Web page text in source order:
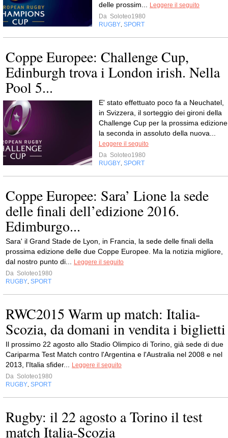
delle prossim...
Leggere il seguito
Da Soloteo1980
RUGBY SPORT
Coppe Europee: Challenge Cup,
Edinburgh trova i London irish. Nella
Pool 5...
E' stato effettuato poco fa a Neuchatel,
in Svizzera, il sorteggio dei gironi della
Challenge Cup per la prossima
la seconda in assoluto della nuova...
Leggere il seguito
Da Soloteo1980
RUGBY SPORT
Coppe Europee: Sara’ Lione la sede
delle finali dell’edizione 2016.
Edimburgo...
Sara' il Grand Stade de Lyon, in Francia, la sede delle finali della
prossima edizione delle due Coppe Europee. Ma la notizia migliore,
dal nostro punto di...
Leggere il seguito
Da Soloteo1980
RUGBY SPORT
RWC2015 Warm up match: Italia-
Scozia, da domani in vendita i biglietti
Il prossimo 22 agosto allo Stadio Olimpico di Torino, già sede di due
Cariparma Test Match contro l'Argentina e l'Australia nel 2008 e nel
2013, l'Italia sfider...
Leggere il seguito
Da Soloteo1980
RUGBY SPORT
Rugby: il 22 agosto a Torino il test
match Italia-Scozia